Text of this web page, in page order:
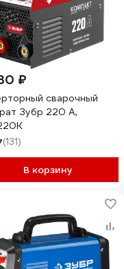
₽
сварочный
Зубр 220 А,
(131)
В корзину